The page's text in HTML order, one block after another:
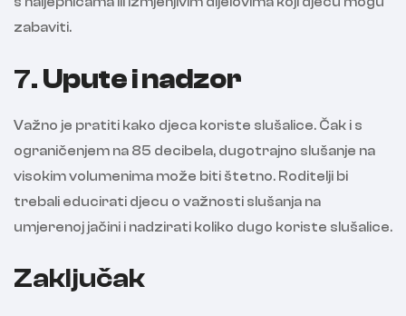
zabaviti.
7. Upute i nadzor
Važno je pratiti kako djeca koriste slušalice. Čak i s
ograničenjem na 85 decibela, dugotrajno slušanje na
visokim volumenima može biti štetno. Roditelji bi
trebali educirati djecu o važnosti slušanja na
umjerenoj jačini i nadzirati koliko dugo koriste slušalice.
Zaključak